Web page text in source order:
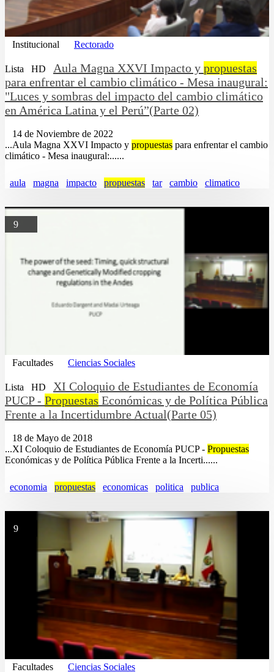
Institucional Rectorado
Lista HD Aula Magna XXVI Impacto y propuestas
para enfrentar el cambio climático - Mesa inaugural:
"Luces y sombras del impacto del cambio climático
en América Latina y el Perú”(Parte 02)
14 de Noviembre de 2022
...Aula Magna XXVI Impacto y propuestas para enfrentar el cambio
climático - Mesa inaugural:......
aula magna impacto propuestas tar cambio climatico
9
Facultades Ciencias Sociales
Lista HD
XI Coloquio de Estudiantes de Economía
PUCP - Propuestas Económicas y de Política Pública
Frente a la Incertidumbre Actual(Parte 05)
18 de Mayo de 2018
...XI Coloquio de Estudiantes de Economía PUCP - Propuestas
Económicas y de Política Pública Frente a la Incerti......
economia propuestas economicas politica publica
9
Facultades Ciencias Sociales